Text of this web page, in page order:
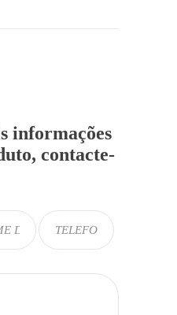
informações
contacte-